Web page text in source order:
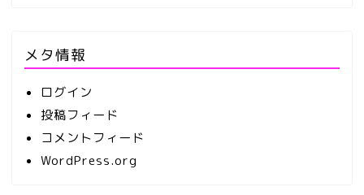
メタ情報
ログイン
投稿フィード
コメントフィード
WordPress.org